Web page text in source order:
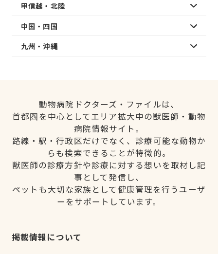
甲信越・北陸
中国・四国
九州・沖縄
動物病院ドクターズ・ファイルは、
首都圏を中心としてエリア拡大中の獣医師・動物
病院情報サイト。
路線・駅・行政区だけでなく、診療可能な動物か
らも検索できることが特徴的。
獣医師の診療方針や診療に対する想いを取材し記
事として発信し、
ペットも大切な家族として健康管理を行うユーザ
ーをサポートしています。
掲載情報について